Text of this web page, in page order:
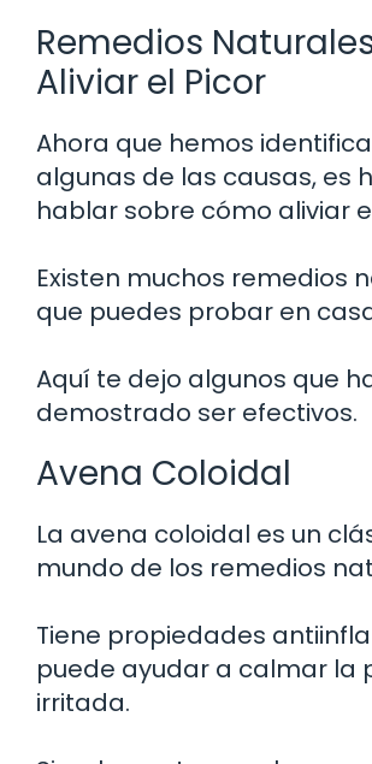
Remedios
Aliviar el Picor
Ahora que hemos
algunas de las causas, es
hablar sobre cómo aliviar
Existen muchos remedios
que puedes probar en
Aquí te dejo algunos que
demostrado ser efectivos.
Avena Coloidal
La avena coloidal es un
mundo de los remedios
Tiene propiedades
puede ayudar a calmar la
irritada.